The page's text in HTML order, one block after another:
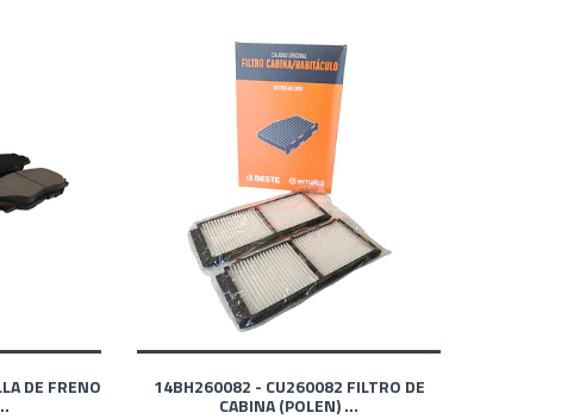
DE FRENO 14BH260082 - CU260082 FILTRO DE
CABINA (POLEN) ...